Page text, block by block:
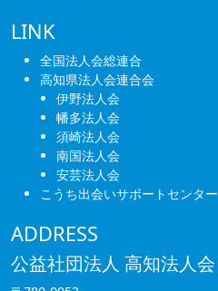
LINK
全国法人会総連合
高知県法人会連合会
伊野法人会
幡多法人会
須崎法人会
南国法人会
安芸法人会
こうち出会いサポートセンター
ADDRESS
公益社団法人 高知法人会